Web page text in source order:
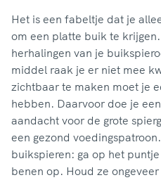
Het is een fabeltje dat je
om een platte buik te
herhalingen van je
middel raak je er niet mee
zichtbaar te maken moet je
hebben. Daarvoor doe je
aandacht voor de grote
een gezond
buikspieren: ga op het
benen op. Houd ze